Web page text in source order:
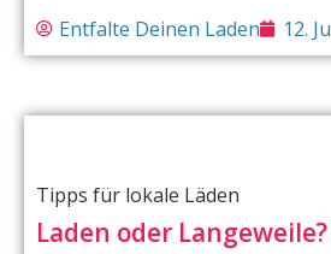
Entfalte Deinen Laden 12.
Tipps für lokale Läden
Laden oder